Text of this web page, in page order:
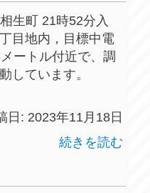
生町 21時52分入
目地内，目標中電
ートル付近で、調
しています。
日: 2023年11月18日
続きを読む